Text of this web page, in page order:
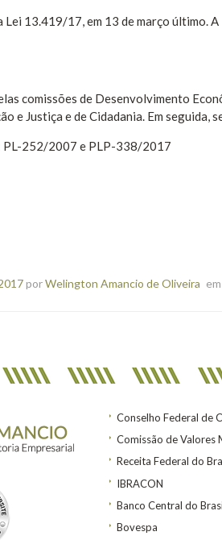
13.419/17, em 13 de março último.
comissões de Desenvolvimento
e Justiça e de Cidadania. Em seguida,
PL-252/2007 e PLP-338/2017
porWelington Amancio de Oliveira em
Conselho Federal de
Comissão de Valores
Receita Federal do
IBRACON
Banco Central do
Bovespa